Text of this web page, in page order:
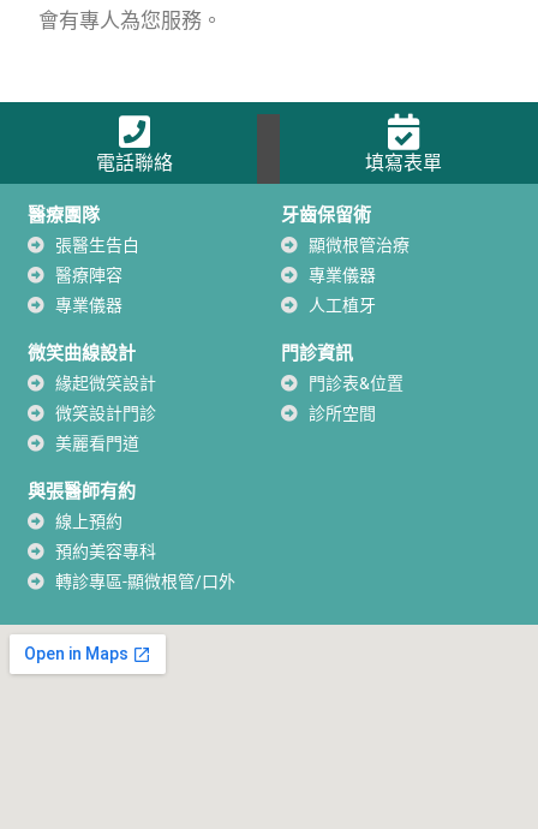
會有專人為您服務。
電話聯絡 填寫表單
醫療團隊
張醫生告白
醫療陣容
專業儀器
牙齒保留術
顯微根管治療
專業儀器
人工植牙
微笑曲線設計
緣起微笑設計
微笑設計門診
美麗看門道
門診資訊
門診表&位置
診所空間
與張醫師有約
線上預約
預約美容專科
轉診專區-顯微根管/口外